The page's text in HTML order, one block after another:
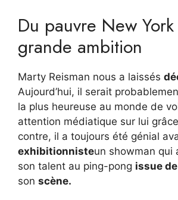
Du pauvre New
grande ambition
Marty Reisman nous a laissés
Aujourd’hui, il serait
la plus heureuse au monde de
attention médiatique sur lui
contre, il a toujours été génial
exhibitionnisteun showman qui
son talent au ping-pong issue
son scène.